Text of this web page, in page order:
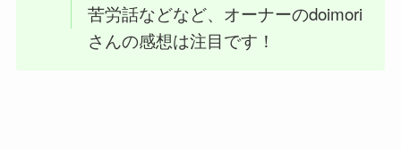
苦労話などなど、オーナーのdoimori
さんの感想は注目です！